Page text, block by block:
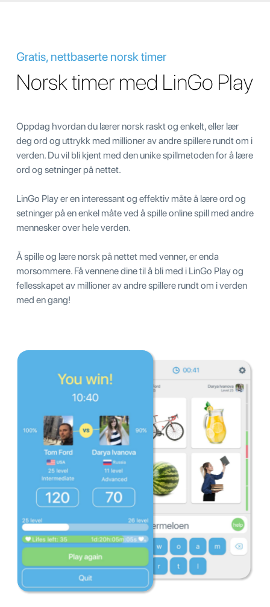
Gratis, nettbaserte norsk timer
Norsk timer med LinGo Play
Oppdag hvordan du lærer norsk raskt og enkelt, eller lær
deg ord og uttrykk med millioner av andre spillere rundt om i
verden. Du vil bli kjent med den unike spillmetoden for å lære
ord og setninger på nettet.
LinGo Play er en interessant og effektiv måte å lære ord og
setninger på en enkel måte ved å spille online spill med andre
mennesker over hele verden.
Å spille og lære norsk på nettet med venner, er enda
morsommere. Få vennene dine til å bli med i LinGo Play og
fellesskapet av millioner av andre spillere rundt om i verden
med en gang!